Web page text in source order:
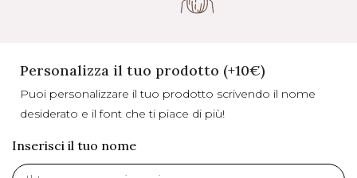
Personalizza il tuo prodotto (+10€)
Puoi personalizzare il tuo prodotto scrivendo il nome
desiderato e il font che ti piace di più!
Inserisci il tuo nome